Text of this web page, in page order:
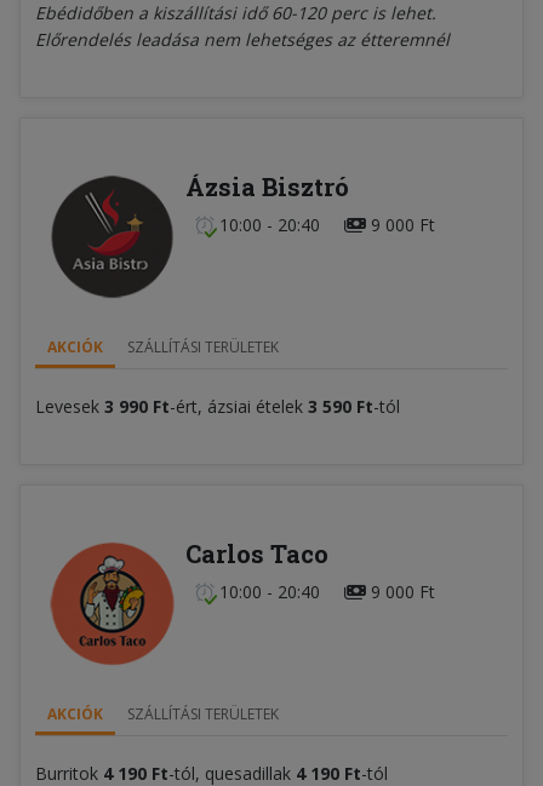
Ebédidőben a kiszállítási idő 60-120 perc is lehet.
Előrendelés leadása nem lehetséges az étteremnél
Ázsia Bisztró
10:00 - 20:40 9 000 Ft
AKCIÓK SZÁLLÍTÁSI TERÜLETEK
Levesek 3 990 Ft-ért, ázsiai ételek 3 590 Ft-tól
Carlos Taco
10:00 - 20:40 9 000 Ft
AKCIÓK SZÁLLÍTÁSI TERÜLETEK
Burritok 4 190 Ft-tól, quesadillak 4 190 Ft-tól